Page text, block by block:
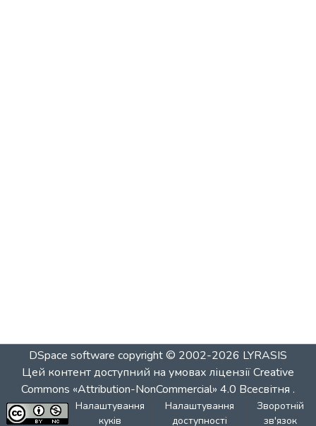
DSpace software copyright © 2002-2026 LYRASIS
Цей контент доступний на умовах ліцензіїCreative
Commons «Attribution-NonCommercial» 4.0 Всесвітня .
Налаштування
куків
Налаштування
доступності
Зворотній
зв'язок